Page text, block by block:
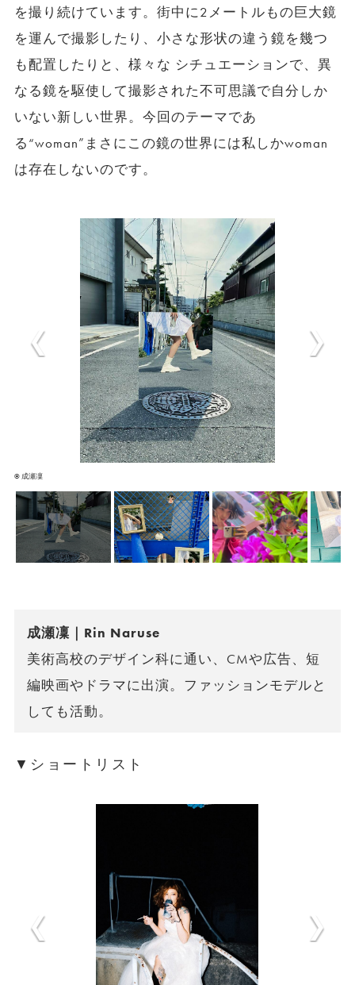
を撮り続けています。街中に2メートルもの巨大鏡
を運んで撮影したり、小さな形状の違う鏡を幾つ
も配置したりと、様々な シチュエーションで、異
なる鏡を駆使して撮影された不可思議で自分しか
いない新しい世界。今回のテーマであ
る“woman”まさにこの鏡の世界には私しかwoman
は存在しないのです。
©️ 成瀬凜
成瀬凜｜Rin Naruse
美術高校のデザイン科に通い、CMや広告、短
編映画やドラマに出演。ファッションモデルと
しても活動。
▼ショートリスト